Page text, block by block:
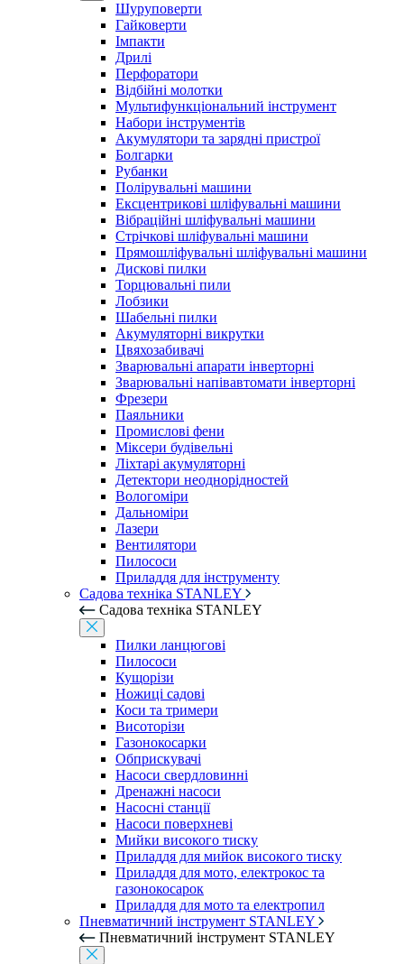
Шуруповерти
Гайковерти
Імпакти
Дрилі
Перфоратори
Відбійні молотки
Мультифункціональний інструмент
Набори інструментів
Акумулятори та зарядні пристрої
Болгарки
Рубанки
Полірувальні машини
Ексцентрикові шліфувальні машини
Вібраційні шліфувальні машини
Стрічкові шліфувальні машини
Прямошліфувальні шліфувальні машини
Дискові пилки
Торцювальні пили
Лобзики
Шабельні пилки
Акумуляторні викрутки
Цвяхозабивачі
Зварювальні апарати інверторні
Зварювальні напівавтомати інверторні
Фрезери
Паяльники
Промислові фени
Міксери будівельні
Ліхтарі акумуляторні
Детектори неоднорідностей
Вологоміри
Дальноміри
Лазери
Вентилятори
Пилососи
Приладдя для інструменту
Садова техніка STANLEY
Садова техніка STANLEY
Пилки ланцюгові
Пилососи
Кущорізи
Ножиці садові
Коси та тримери
Висоторізи
Газонокосарки
Обприскувачі
Насоси свердловинні
Дренажні насоси
Насосні станції
Насоси поверхневі
Мийки високого тиску
Приладдя для мийок високого тиску
Приладдя для мото, електрокос та
газонокосарок
Приладдя для мото та електропил
Пневматичний інструмент STANLEY
Пневматичний інструмент STANLEY